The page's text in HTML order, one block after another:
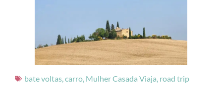
bate voltas,carro, Mulher Casada Viaja, road trip